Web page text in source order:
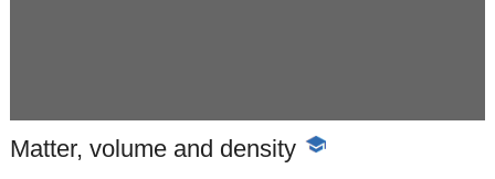
Matter, volume and density -